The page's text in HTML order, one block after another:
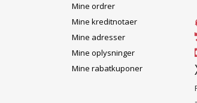
Mine ordrer
Mine kreditnotaer
Mine adresser
Mine oplysninger
Mine rabatkuponer